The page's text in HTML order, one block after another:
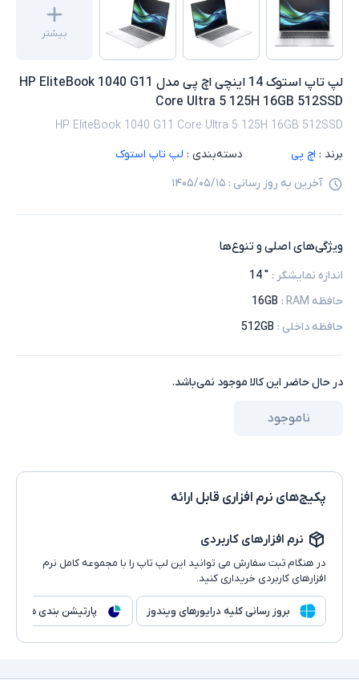
بیشتر
لپ تاپ استوک 14 اینچی اچ پی مدل HP EliteBook 1040 G11
Core Ultra 5 125H 16GB 512SSD
HP EliteBook 1040 G11 Core Ultra 5 125H 16GB 512SSD
برند : اچ پی دسته‌بندی : لپ تاپ استوک
آخرین به روز رسانی : ۱۴۰۵/۰۵/۱۵
ویژگی‌های اصلی و تنوع‌ها
اندازه نمایشگر :
" 14
حافظه RAM
:
16GB
حافظه داخلی :
512GB
در حال حاضر این کالا موجود نمی‌باشد.
ناموجود
پکیج‌های نرم افزاری قابل ارائه
نرم افزارهای کاربردی
در هنگام ثبت سفارش می توانید این لپ تاپ را با مجموعه کامل نرم
افزارهای کاربردی خریداری کنید.
بروز رسانی کلیه درایورهای ویندوز پارتیشن بندی هارد